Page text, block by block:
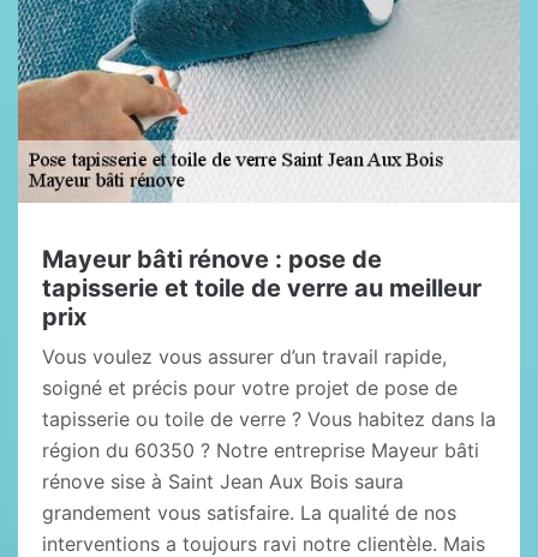
Mayeur bâti rénove : pose de
tapisserie et toile de verre au meilleur
prix
Vous voulez vous assurer d’un travail rapide,
soigné et précis pour votre projet de pose de
tapisserie ou toile de verre ? Vous habitez dans la
région du 60350 ? Notre entreprise Mayeur bâti
rénove sise à Saint Jean Aux Bois saura
grandement vous satisfaire. La qualité de nos
interventions a toujours ravi notre clientèle. Mais